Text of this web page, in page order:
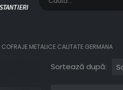
COFRAJE METALICE CALITATE GERMANA
Sortează după: